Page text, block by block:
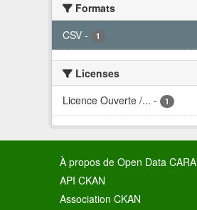
Formats
CSV - 1
Licenses
Licence Ouverte /... - 1
À propos de Open Data CARA
API CKAN
Association CKAN